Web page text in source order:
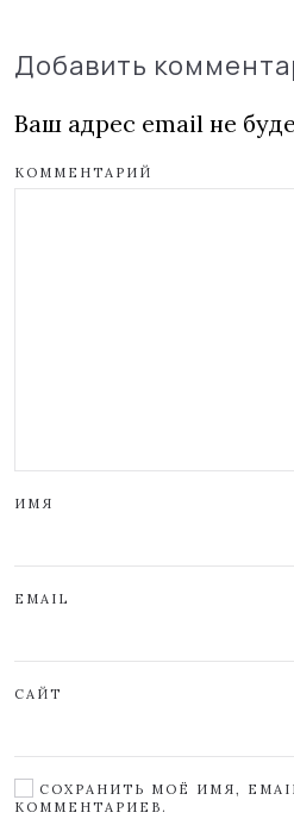
Добавить
Ваш адрес email не
КОММЕНТАРИЙ
ИМЯ
EMAIL
САЙТ
СОХРАНИТЬ МОЁ ИМЯ,
КОММЕНТАРИЕВ.